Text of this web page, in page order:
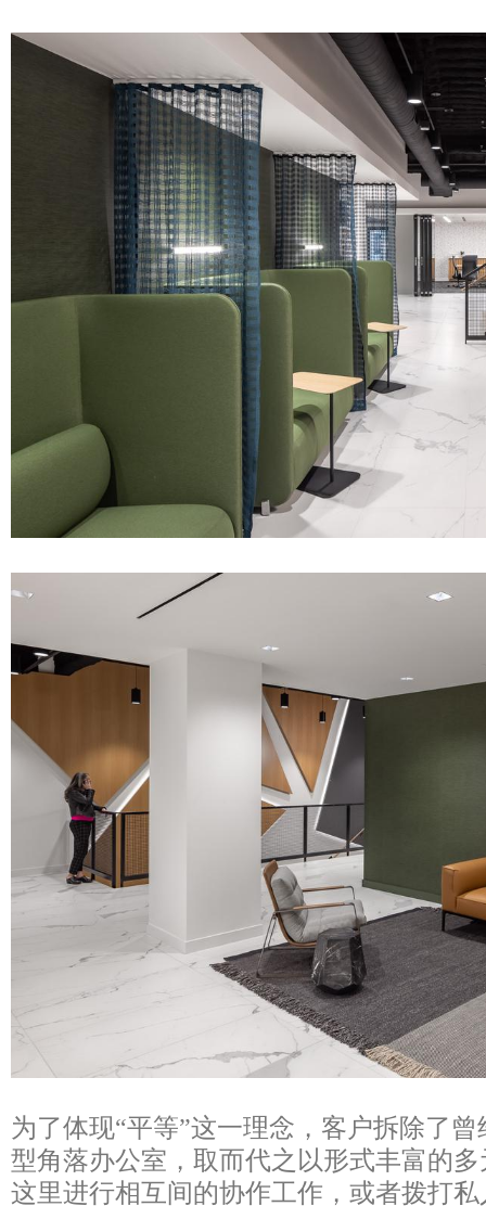
为了体现“平等”这一理念，客户拆除了
型角落办公室，取而代之以形式丰富的
这里进行相互间的协作工作，或者拨打